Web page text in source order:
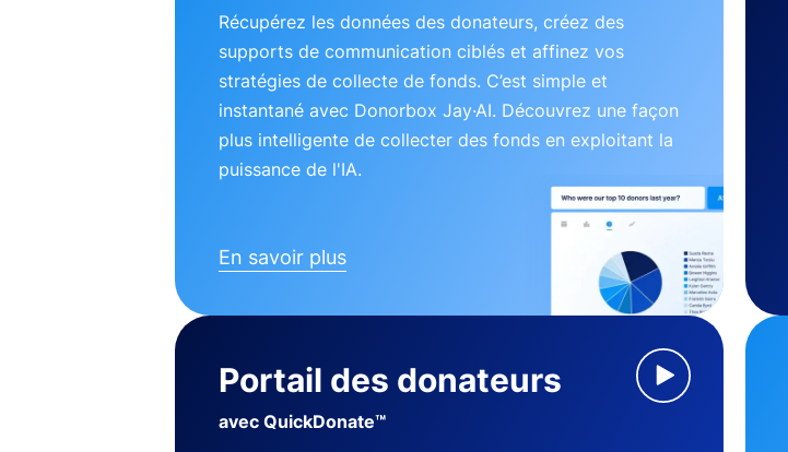
Récupérez les données des donateurs, créez des
supports de communication ciblés et affinez vos
stratégies de collecte de fonds. C’est simple et
instantané avec Donorbox Jay·AI. Découvrez une façon
plus intelligente de collecter des fonds en exploitant la
puissance de l'IA.
En savoir plus
Portail des donateurs
avec QuickDonate™